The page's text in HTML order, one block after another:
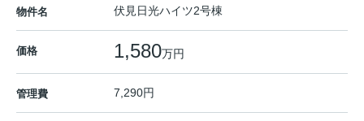
物件名 伏見日光ハイツ2号棟
価格 1,580万円
管理費 7,290円